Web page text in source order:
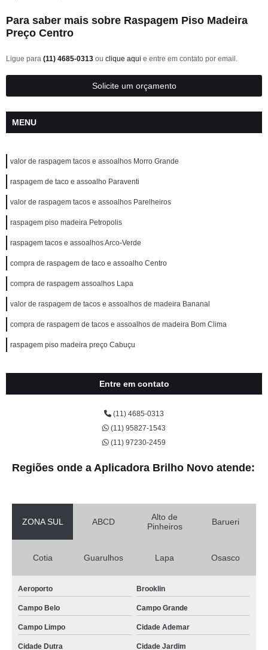
Para saber mais sobre Raspagem Piso Madeira
Preço Centro
Ligue para (11) 4685-0313 ou clique aqui e entre em contato por email.
Solicite um orçamento
MENU
valor de raspagem tacos e assoalhos Morro Grande
raspagem de taco e assoalho Paraventi
valor de raspagem tacos e assoalhos Parelheiros
raspagem piso madeira Petropolis
raspagem tacos e assoalhos Arco-Verde
compra de raspagem de taco e assoalho Centro
compra de raspagem assoalhos Lapa
valor de raspagem de tacos e assoalhos de madeira Bananal
compra de raspagem de tacos e assoalhos de madeira Bom Clima
raspagem piso madeira preço Cabuçu
Entre em contato
(11) 4685-0313
(11) 95827-1543
(11) 97230-2459
Regiões onde a Aplicadora Brilho Novo atende:
ZONA SUL ABCD
Alto de
Pinheiros
Barueri
Cotia Guarulhos Lapa Osasco
Aeroporto Brooklin
Campo Belo Campo Grande
Campo Limpo Cidade Ademar
Cidade Dutra Cidade Jardim